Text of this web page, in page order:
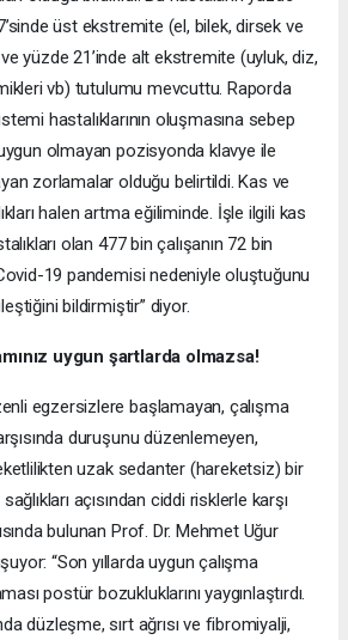
üst ekstremite (el, bilek, dirsek ve
yüzde 21’inde alt ekstremite (uyluk, diz,
vb) tutulumu mevcuttu. Raporda
hastalıklarının oluşmasına sebep
olmayan pozisyonda klavye ile
zorlamalar olduğu belirtildi. Kas ve
halen artma eğiliminde. İşle ilgili kas
olan 477 bin çalışanın 72 bin
19 pandemisi nedeniyle oluştuğunu
bildirmiştir” diyor.
uygun şartlarda olmazsa!
egzersizlere başlamayan, çalışma
duruşunu düzenlemeyen,
uzak sedanter (hareketsiz) bir
açısından ciddi risklerle karşı
bulunan Prof. Dr. Mehmet Uğur
“Son yıllarda uygun çalışma
postür bozukluklarını yaygınlaştırdı.
düzleşme, sırt ağrısı ve fibromiyalji,